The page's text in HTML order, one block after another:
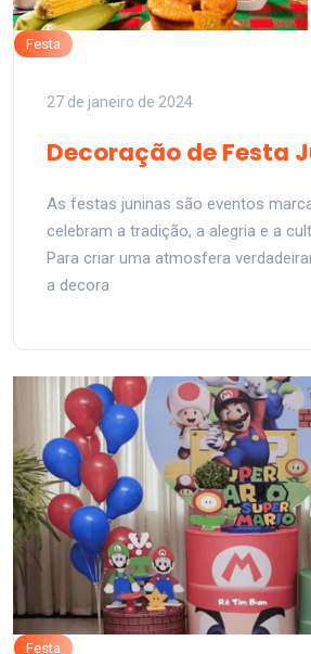
Festa
27 de janeiro de 2024
Decoração de Festa
As festas juninas são eventos
celebram a tradição, a alegria e a
Para criar uma atmosfera
a decora
Festa